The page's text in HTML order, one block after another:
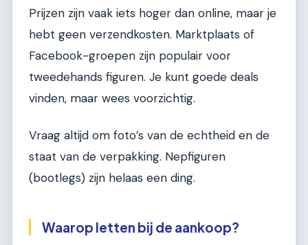
Prijzen zijn vaak iets hoger dan online, maar je
hebt geen verzendkosten. Marktplaats of
Facebook-groepen zijn populair voor
tweedehands figuren. Je kunt goede deals
vinden, maar wees voorzichtig.
Vraag altijd om foto’s van de echtheid en de
staat van de verpakking. Nepfiguren
(bootlegs) zijn helaas een ding.
Waarop letten bij de aankoop?